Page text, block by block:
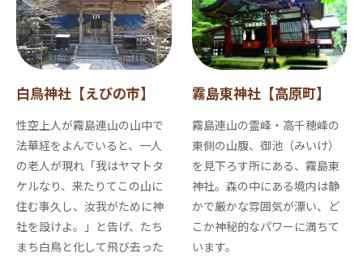
白鳥神社【えびの市】
性空上人が霧島連山の山中で
法華経をよんでいると、一人
の老人が現れ「我はヤマトタ
ケルなり、来たりてこの山に
住む事久し、汝我がために神
社を設けよ。」と告げ、たち
まち白鳥と化して飛び去った
霧島東神社【高原町】
霧島連山の霊峰・高千穂峰の
東側の山腹、御池（みいけ）
を見下ろす所にある、霧島東
神社。森の中にある境内は静
かで厳かな雰囲気が漂い、ど
こか神秘的なパワーに満ちて
います。